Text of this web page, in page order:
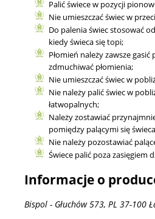
Palić świece w pozycji
Nie umieszczać świec w
Do palenia świec stosować
kiedy świeca się topi;
Płomień należy zawsze
zdmuchiwać płomienia;
Nie umieszczać świec w
Nie należy palić świec w
łatwopalnych;
Należy zostawiać
pomiędzy palącymi się
Nie należy pozostawiać
Świece palić poza zasięgiem
Informacje o
Bispol - Głuchów 573, PL 37-100